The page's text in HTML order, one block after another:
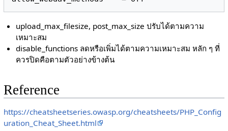
upload_max_filesize, post_max_size ปรับได้ตามความ
เหมาะสม
disable_functions ลดหรือเพิ่มได้ตามความเหมาะสม หลัก ๆ ที่
ควรปิดคือตามตัวอย่างข้างต้น
Reference
https://cheatsheetseries.owasp.org/cheatsheets/PHP_Config
uration_Cheat_Sheet.html